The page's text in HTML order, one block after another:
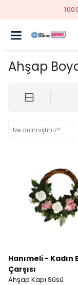
Ahşap
Hanımeli - Kadın
Çarşısı
Ahşap Kapı Süsü